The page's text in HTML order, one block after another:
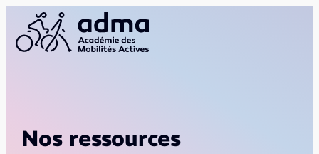
Nos ressources